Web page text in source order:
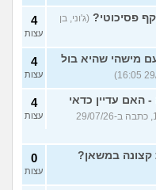
פסיכוטי? (ג'וני, בן
4
עצות
מישהי שהיא בול
4
עצות
האם עדיין כדאי
(אסראא, בת 18, כתבה ב-29/07/26
4
עצות
במשאן? 0
עצות